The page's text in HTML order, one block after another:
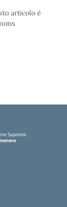
articolo è
Superiore